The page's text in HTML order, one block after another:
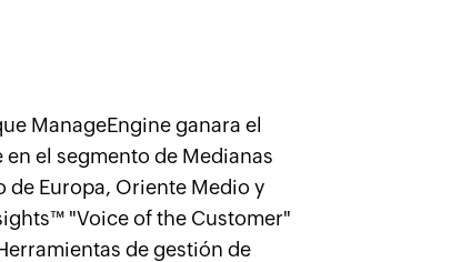
ManageEngine ganara el
el segmento de Medianas
de Europa, Oriente Medio y
"Voice of the Customer"
de gestión de